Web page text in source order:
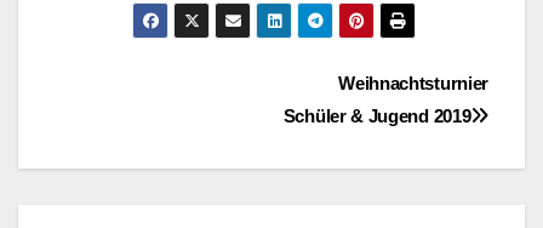
BeitragsnavigationWeihnachtsturnier
Schüler & Jugend 2019